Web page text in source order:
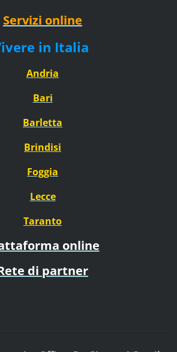
Servizi online
in Italia
Andria
Bari
Barletta
Brindisi
Foggia
Lecce
Taranto
online
di partner